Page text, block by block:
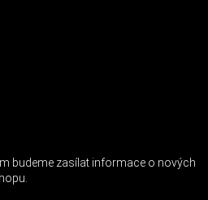
budeme zasílat informace o nových